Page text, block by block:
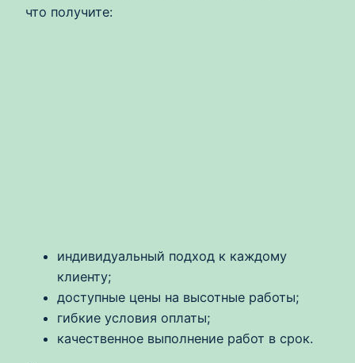
что получите:
индивидуальный подход к каждому
клиенту;
доступные цены на высотные работы;
гибкие условия оплаты;
качественное выполнение работ в срок.